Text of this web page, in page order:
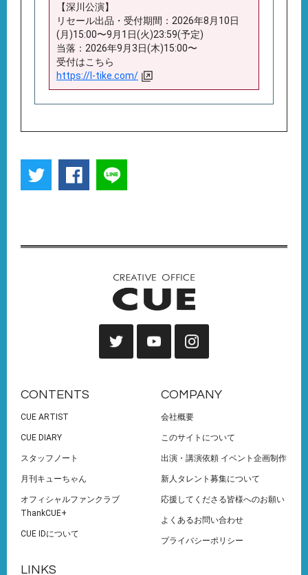
【深川公演】
リセール出品・受付期間：2026年8月10日
(月)15:00〜9月1日(火)23:59(予定)
当落：2026年9月3日(木)15:00〜
受付はこちら
https://l-tike.com/
CONTENTS
CUE ARTIST
CUE DIARY
スタッフノート
月刊キューちゃん
オフィシャルファンクラブ
ThankCUE+
CUE IDについて
COMPANY
会社概要
このサイトについて
出演・講演依頼 イベント企画制作
新人タレント募集について
応援してくださる皆様へのお願い
よくあるお問い合わせ
プライバシーポリシー
LINKS